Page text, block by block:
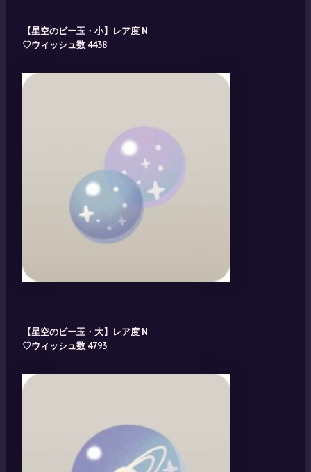
【星空のビー玉・小】レア度 N
♡ウィッシュ数 4438
【星空のビー玉・大】レア度 N
♡ウィッシュ数 4793